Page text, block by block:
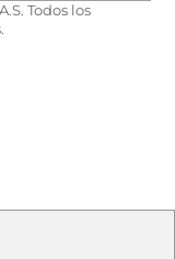
Todos los